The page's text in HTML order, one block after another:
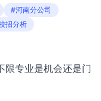
#河南分公司
招分析
限专业是机会还是门